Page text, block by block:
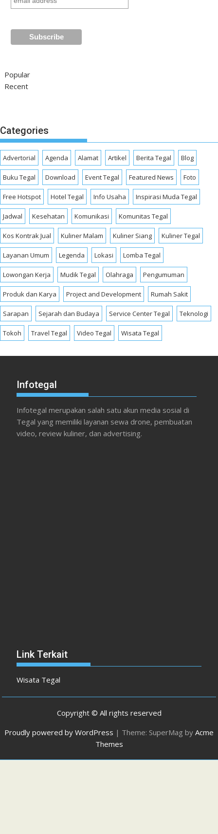
Popular
Recent
Categories
Advertorial Agenda Alamat Artikel Berita Tegal Blog
Buku Tegal Download Event Tegal Featured News Foto
Free Hotspot Hotel Tegal Info Usaha Inspirasi Muda Tegal
Jadwal Kesehatan Komunikasi Komunitas Tegal
Kos Kontrak Jual Kuliner Malam Kuliner Siang Kuliner Tegal
Layanan Umum Legenda Lokasi Lomba Tegal
Lowongan Kerja Mudik Tegal Olahraga Pengumuman
Produk dan Karya Project and Development Rumah Sakit
Sarapan Sejarah dan Budaya Service Center Tegal Teknologi
Tokoh Travel Tegal Video Tegal Wisata Tegal
Infotegal
Infotegal merupakan salah satu akun media sosial di
Tegal yang memiliki layanan sewa drone, pembuatan
video, review kuliner, dan advertising.
Link Terkait
Wisata Tegal
Copyright © All rights reserved
Proudly powered by WordPress | Theme: SuperMag by Acme
Themes